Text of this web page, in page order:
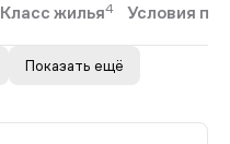
Класс жилья4 Условия
Показать ещё